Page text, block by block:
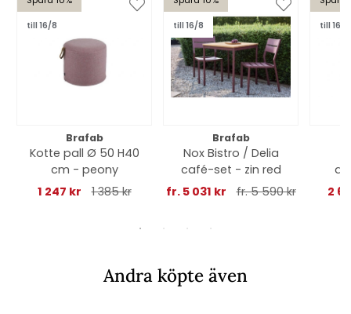
till 16/8
Brafab
Kotte pall Ø 50 H40
cm - peony
1 247 kr
1 385 kr
till 16/8
Brafab
Nox Bistro / Delia
café-set - zin red
fr. 5 031 kr
fr. 5 590 kr
till 16/8
2
Andra köpte även